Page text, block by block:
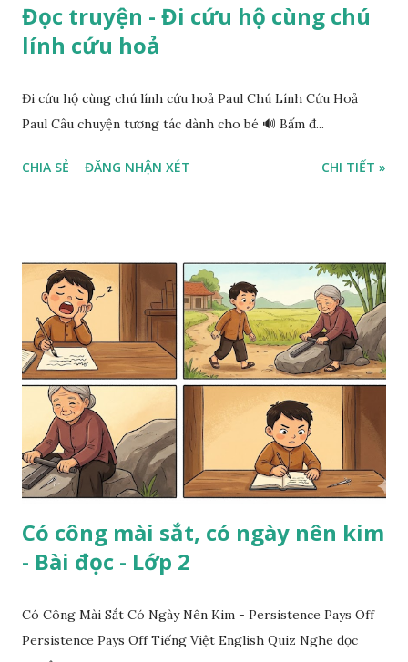
Đọc truyện - Đi cứu hộ cùng chú
lính cứu hoả
Đi cứu hộ cùng chú lính cứu hoả Paul Chú Lính Cứu Hoả
Paul Câu chuyện tương tác dành cho bé 🔊 Bấm đ...
CHIA SẺ ĐĂNG NHẬN XÉT CHI TIẾT »
Có công mài sắt, có ngày nên kim
- Bài đọc - Lớp 2
Có Công Mài Sắt Có Ngày Nên Kim - Persistence Pays Off
Persistence Pays Off Tiếng Việt English Quiz Nghe đọc